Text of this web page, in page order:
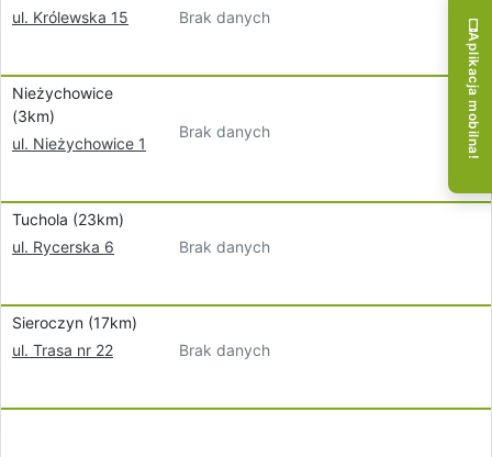
ul. Królewska 15
Brak danych
Nieżychowice
(3km)
ul. Nieżychowice 1
Brak danych
Tuchola (23km)
ul. Rycerska 6
Brak danych
Sieroczyn (17km)
ul. Trasa nr 22
Brak danych
Aplikacja mobilna!